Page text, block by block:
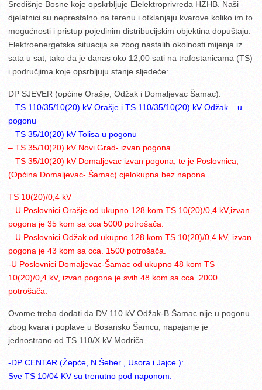
Središnje Bosne koje opskrbljuje Elelektroprivreda HZHB. Naši
djelatnici su neprestalno na terenu i otklanjaju kvarove koliko im to
mogućnosti i pristup pojedinim distribucijskim objektina dopuštaju.
Elektroenergetska situacija se zbog nastalih okolnosti mijenja iz
sata u sat, tako da je danas oko 12,00 sati na trafostanicama (TS)
i područjima koje opsrbljuju stanje sljedeće:
DP SJEVER (općine Orašje, Odžak i Domaljevac Šamac):
– TS 110/35/10(20) kV Orašje i TS 110/35/10(20) kV Odžak – u
pogonu
– TS 35/10(20) kV Tolisa u pogonu
– TS 35/10(20) kV Novi Grad- izvan pogona
– TS 35/10(20) kV Domaljevac izvan pogona, te je Poslovnica,
(Općina Domaljevac- Šamac) cjelokupna bez napona.
TS 10(20)/0,4 kV
– U Poslovnici Orašje od ukupno 128 kom TS 10(20)/0,4 kV,izvan
pogona je 35 kom sa cca 5000 potrošača.
– U Poslovnici Odžak od ukupno 128 kom TS 10(20)/0,4 kV, izvan
pogona je 43 kom sa cca. 1500 potrošača.
-U Poslovnici Domaljevac-Šamac od ukupno 48 kom TS
10(20)/0,4 kV, izvan pogona je svih 48 kom sa cca. 2000
potrošača.
Ovome treba dodati da DV 110 kV Odžak-B.Šamac nije u pogonu
zbog kvara i poplave u Bosansko Šamcu, napajanje je
jednostrano od TS 110/X kV Modriča.
-DP CENTAR (Žepće, N.Šeher , Usora i Jajce ):
Sve TS 10/04 KV su trenutno pod naponom.